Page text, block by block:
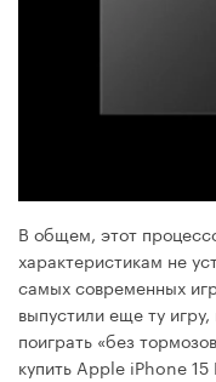
В общем, этот
характеристикам не
самых современных
выпустили еще ту
поиграть «без
купить Apple iPhone 15